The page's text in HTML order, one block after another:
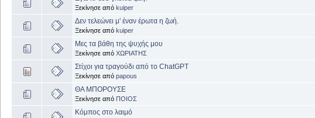
Ξεκίνησε από kuiper
Δεν τελεώνει μ' έναν έρωτα η ζωή.
Ξεκίνησε από kuiper
Μες τα βάθη της ψυχής μου
Ξεκίνησε από ΧΩΡΙΑΤΗΣ
Στίχοι για τραγούδι από το ChatGPT
Ξεκίνησε από papous
ΘΑ ΜΠΟΡΟΥΣΕ
Ξεκίνησε από ΠΟΙΟΣ
Κόμπος στο λαιμό